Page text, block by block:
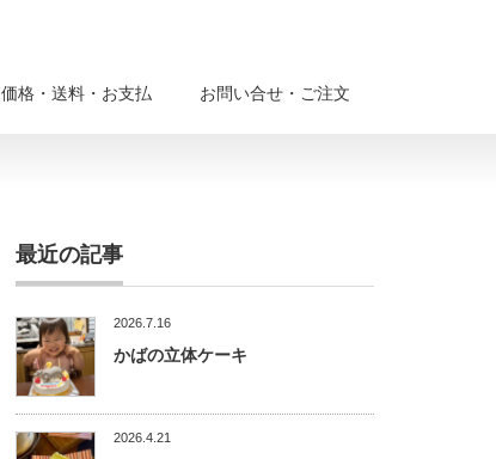
価格・送料・お支払 お問い合せ・ご注文
最近の記事
2026.7.16
かばの立体ケーキ
2026.4.21